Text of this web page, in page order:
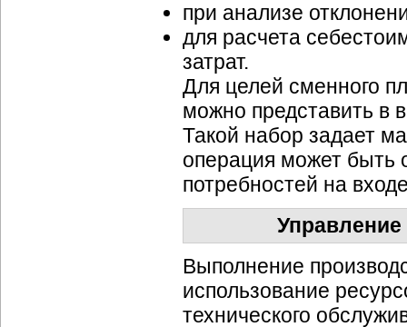
при анализе
для расчета
затрат.
Для целей сменного
можно представить в
Такой набор задает
операция может быть
потребностей на
Выполнение
использование
технического